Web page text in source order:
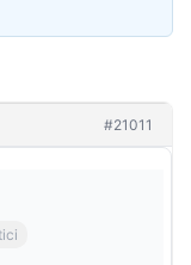
#21011